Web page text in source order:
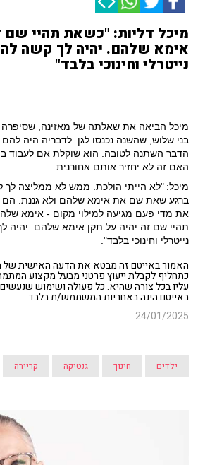
מיכל דליות: "כשאת תהיי שם
אימא שלהם. יהיה לך קשה
נייטרלי וחינוכי בלבד"
מיכל הביאה את שאלתה של מאזינה, שסיפרה
בני שלוש, שהשנה נכנסו לגן. לדבריה היה
הדבר השתנה לטובה. הוא שוקלת אם לעבוד
האם זה לא יחזיר אותם אחורנית.
מיכל: "לא הייתי הולכת. ממש לא ממליצה לך
ברגע שאת שם את אימא שלהם ולא גננת. הם
את מדי פעם מגיעה למילוי מקום - אימא
תהיי שם זה יהיה על תקן אימא שלהם. יהיה
נייטרלי וחינוכי בלבד".
האמור באייטם זה מבטא את הדעה האישית של
כתחליף לקבלת ייעוץ פרטני מבעל מקצוע
עליו בכל צורה שהיא. כל פעולה ושימוש
באייטם הינה באחריות המשתמש/ת בלבד.
24/01/2025
ילדים חינוך גנטיקה קריירה